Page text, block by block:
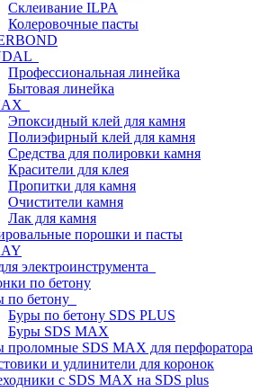
Склеивание ILPA
Колеровочные пасты
Профессиональная линейка
Бытовая линейка
Эпоксидный клей для камня
Полиэфирный клей для камня
Средства для полировки камня
Красители для клея
Пропитки для камня
Очистители камня
Лак для камня
порошки и пасты
электроинструмента
по бетону
по бетону
Буры по бетону SDS PLUS
Буры SDS MAX
проломные SDS MAX для перфоратора
и удлинители для коронок
с SDS MAX на SDS plus